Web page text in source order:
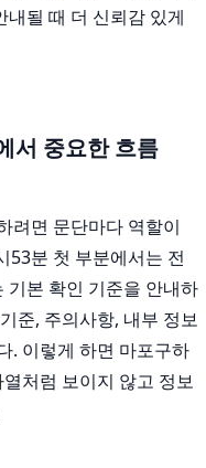
될 때 더 신뢰감 있게
서 중요한 흐름
려면 문단마다 역할이
53분 첫 부분에서는 전
기본 확인 기준을 안내하
준, 주의사항, 내부 정보
. 이렇게 하면 마포구하
처럼 보이지 않고 정보